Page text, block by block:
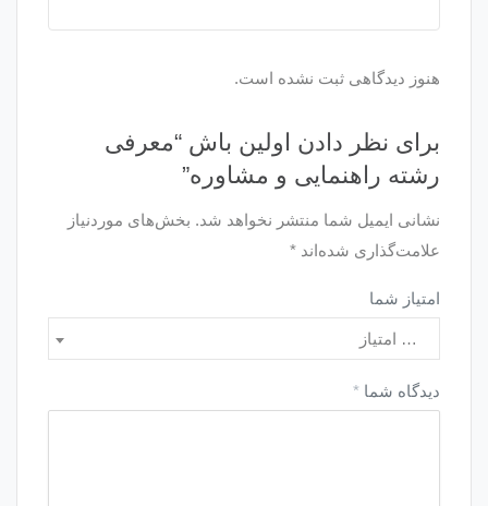
هنوز دیدگاهی ثبت نشده است.
برای نظر دادن اولین باش “معرفی
رشته راهنمایی و مشاوره”
نشانی ایمیل شما منتشر نخواهد شد. بخش‌های موردنیاز
علامت‌گذاری شده‌اند *
امتیاز شما
… امتیاز
دیدگاه شما *